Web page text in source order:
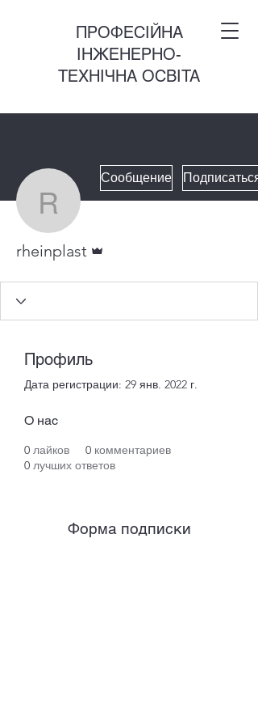
ПРОФЕСІЙНА
ІНЖЕНЕРНО-
ТЕХНІЧНА ОСВІТА
rheinplast
Сообщение Подписаться
rheinplast
Профиль
Дата регистрации: 29 янв. 2022 г.
О нас
0 лайков 0 комментариев
0 лучших ответов
Форма подписки